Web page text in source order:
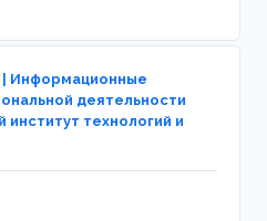
| Информационные
деятельности
институт технологий и